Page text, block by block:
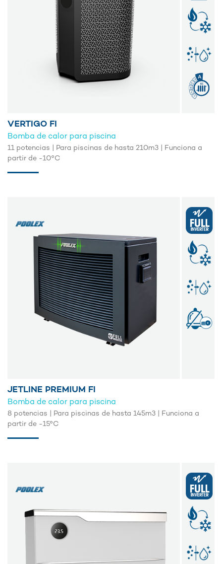
VERTIGO FI
Bomba de calor para piscina
11 potencias | Para piscinas de hasta 210m3 | Funciona a
partir de -10°C
JETLINE PREMIUM FI
Bomba de calor para piscina
8 potencias | Para piscinas de hasta 145m3 | Funciona a
partir de -15°C